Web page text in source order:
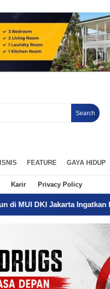
Search
FEATURE GAYA HIDUP
Karir Privacy Policy
Ingatkan Bahaya Hoaks,